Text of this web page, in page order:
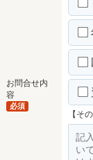
お問合せ内
容
必須
【そ